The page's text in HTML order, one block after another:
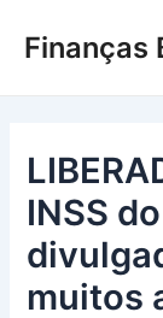
paraFinanças
INSS
muitos